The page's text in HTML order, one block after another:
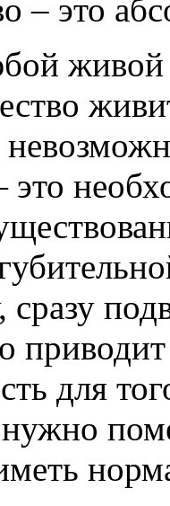
– это
живой
это
сразу
для